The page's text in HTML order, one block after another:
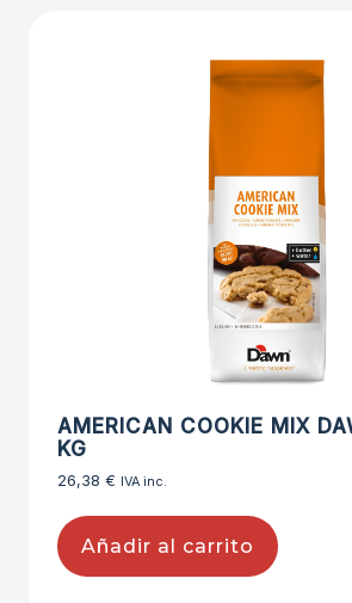
AMERICAN COOKIE MIX
KG
26,38 € IVA inc.
Añadir al carrito